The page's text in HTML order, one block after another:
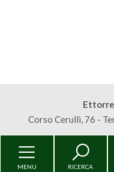
Ettorre
Corso Cerulli, 76 -
Sitemap
Totale
mq
MENU RICERCA